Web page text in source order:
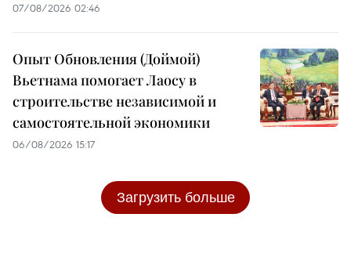
07/08/2026 02:46
Опыт Обновления (Доймой)
Вьетнама помогает Лаосу в
строительстве независимой и
самостоятельной экономики
06/08/2026 15:17
Загрузить больше